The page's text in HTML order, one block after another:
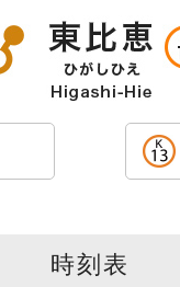
時刻表